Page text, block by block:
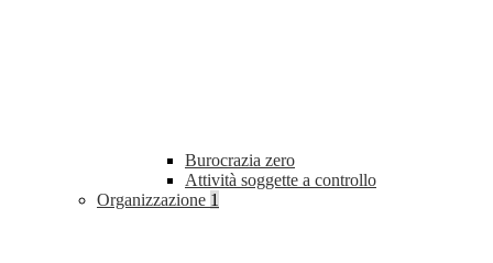
Burocrazia zero
Attività soggette a controllo
Organizzazione 1